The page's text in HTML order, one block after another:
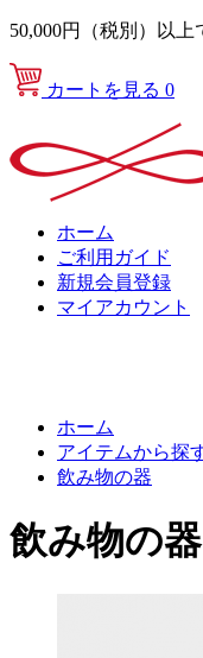
50,000円（税別）以上
カートを見る 0
ホーム
ご利用ガイド
新規会員登録
マイアカウント
ホーム
アイテムから探
飲み物の器
飲み物の器